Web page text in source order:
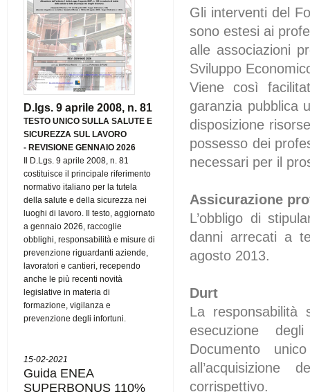
D.lgs. 9 aprile 2008, n. 81
TESTO UNICO SULLA SALUTE E
SICUREZZA SUL LAVORO
-REVISIONE GENNAIO 2026
Il D.Lgs. 9 aprile 2008, n. 81
costituisce il principale riferimento
normativo italiano per la tutela
della salute e della sicurezza nei
luoghi di lavoro. Il testo, aggiornato
a gennaio 2026, raccoglie
obblighi, responsabilità e misure di
prevenzione riguardanti aziende,
lavoratori e cantieri, recependo
anche le più recenti novità
legislative in materia di
formazione, vigilanza e
prevenzione degli infortuni.
15-02-2021
Guida ENEA
SUPERBONUS 110%
Gli interventi del
sono estesi ai
alle associazioni
Sviluppo
Viene così
garanzia pubblica
disposizione
possesso dei
necessari per il
Assicurazione
L’obbligo di
danni arrecati a
agosto 2013.
Durt
La responsabilità
esecuzione
Documento
all’acquisizione
corrispettivo.